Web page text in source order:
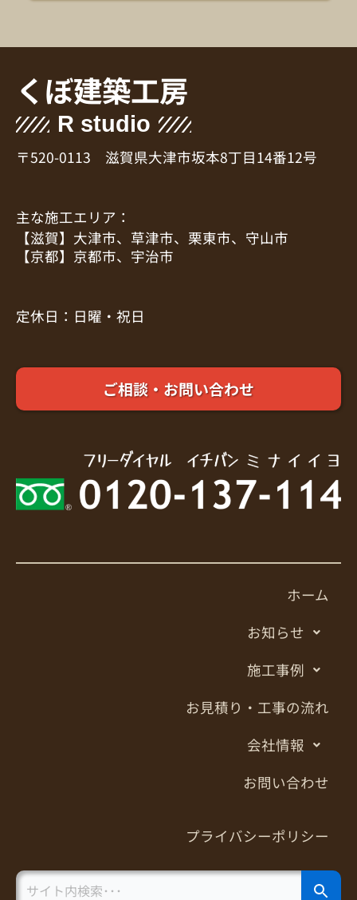
くぼ建築工房
R studio
〒520-0113 滋賀県大津市坂本8丁目14番12号
主な施工エリア：
【滋賀】大津市、草津市、栗東市、守山市
【京都】京都市、宇治市
定休日：日曜・祝日
ご相談・お問い合わせ
ホーム
お知らせ
施工事例
お見積り・工事の流れ
会社情報
お問い合わせ
プライバシーポリシー
Search
for:
Search Button